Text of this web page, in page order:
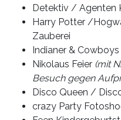
Detektiv / Agenten
Harry Potter /
Zauberei
Indianer &
Nikolaus Feier (mit
Besuch gegen
Disco Queen /
crazy Party